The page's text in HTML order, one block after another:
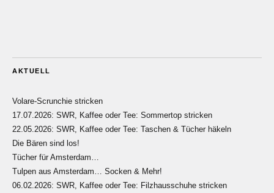
AKTUELL
Volare-Scrunchie stricken
17.07.2026: SWR, Kaffee oder Tee: Sommertop stricken
22.05.2026: SWR, Kaffee oder Tee: Taschen & Tücher häkeln
Die Bären sind los!
Tücher für Amsterdam…
Tulpen aus Amsterdam… Socken & Mehr!
06.02.2026: SWR, Kaffee oder Tee: Filzhausschuhe stricken